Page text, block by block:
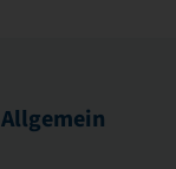
Allgemein